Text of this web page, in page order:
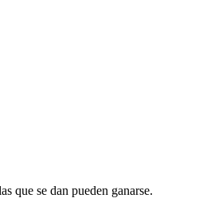
que se dan pueden ganarse.